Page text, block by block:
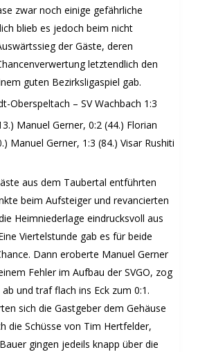
zwar noch einige gefährliche
blieb es jedoch beim nicht
der Gäste, deren
letztendlich den
guten Bezirksligaspiel gab.
Oberspeltach – SV Wachbach 1:3
Manuel Gerner, 0:2 (44.) Florian
Manuel Gerner, 1:3 (84.) Visar Rushiti
aus dem Taubertal entführten
beim Aufsteiger und revancierten
Heimniederlage eindrucksvoll aus
Viertelstunde gab es für beide
Dann eroberte Manuel Gerner
Fehler im Aufbau der SVGO, zog
und traf flach ins Eck zum 0:1.
sich die Gastgeber dem Gehäuse
die Schüsse von Tim Hertfelder,
gingen jedeils knapp über die